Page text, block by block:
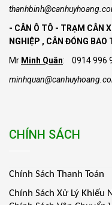
- CÂN Ô TÔ - TRẠM CÂN
NGHIỆP , CÂN ĐÓNG
Mr Minh Quân: 0914 996
CHÍNH SÁCH
Chính Sách Thanh Toán
Chính Sách Xử Lý Khiếu